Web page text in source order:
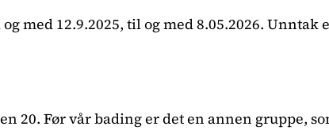
12.9.2025, til og med 8.05.2026. Unntak
20. Før vår bading er det en annen gruppe,